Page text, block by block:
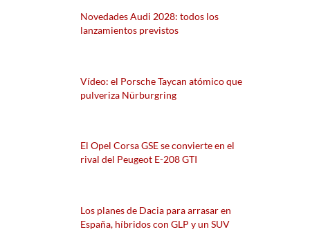
Novedades Audi 2028: todos los
lanzamientos previstos
Vídeo: el Porsche Taycan atómico que
pulveriza Nürburgring
El Opel Corsa GSE se convierte en el
rival del Peugeot E-208 GTI
Los planes de Dacia para arrasar en
España, híbridos con GLP y un SUV